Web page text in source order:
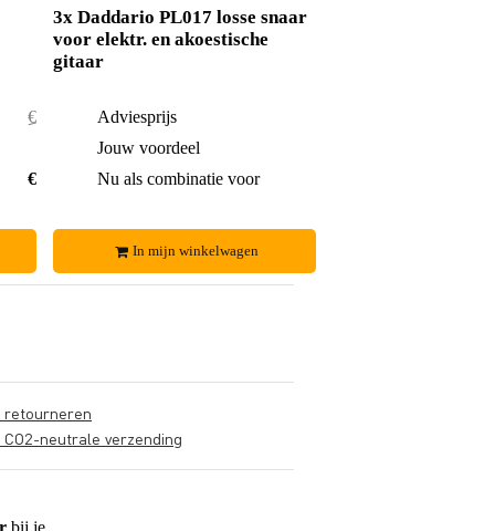
€ 16,80
€ 15,65
3x Daddario PL017 losse snaar
voor elektr. en akoestische
gitaar
Adviesprijs
Jouw voordeel
Nu als combinatie voor
In mijn winkelwagen
retourneren
CO2-neutrale verzending